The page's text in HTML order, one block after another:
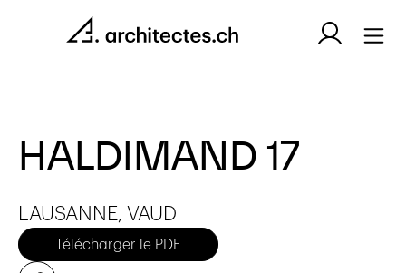
HALDIMAND 17
LAUSANNE, VAUD
Télécharger le PDF